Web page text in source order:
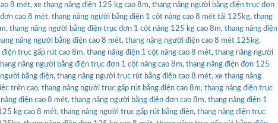
8 mét, xe thang nâng điện 125 kg cao 8m, thang nâng người bằng điện trục đơn
cao 8 mét, thang nâng người bằng điện 1 cột nâng cao 8 mét tải 125kg, thang
, thang nâng người bằng điện trục đơn 1 cột nâng 125 kg cao 8m, thang nâng điện
nâng người bằng điện cao 8 mét, thang nâng người điện cao 8 mét 125kg,
điện trục gấp rút cao 8m, thang nâng điện 1 cột nâng cao 8 mét, thang nâng người
nâng người bằng điện trục đơn 1 cột nâng cao 8m, thang nâng điện đơn 125
bằng điện, thang nâng người trục rút bằng điện cao 8 mét, xe thang nâng
trên cao, thang nâng người trục gấp rút bằng điện cao 8m, thang nâng điện trục
điện cao 8 mét, thang nâng người bằng điện đơn cao 8m, thang nâng điện 1
kg cao 8 mét, thang nâng người trục gấp rút bằng điện, thang nâng điện trục